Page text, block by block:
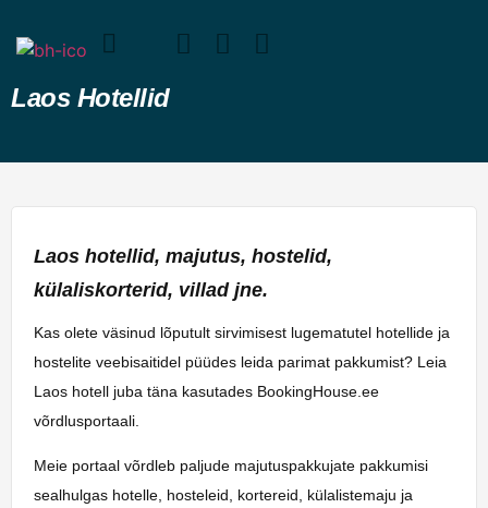
Laos Hotellid
Laos hotellid, majutus, hostelid,
külaliskorterid, villad jne.
Kas olete väsinud lõputult sirvimisest lugematutel hotellide ja
hostelite veebisaitidel püüdes leida parimat pakkumist? Leia
Laos hotell juba täna kasutades BookingHouse.ee
võrdlusportaali.
Meie portaal võrdleb paljude majutuspakkujate pakkumisi
sealhulgas hotelle, hosteleid, kortereid, külalistemaju ja